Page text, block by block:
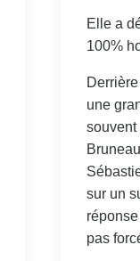
Elle a
100%
une
sur un
pas